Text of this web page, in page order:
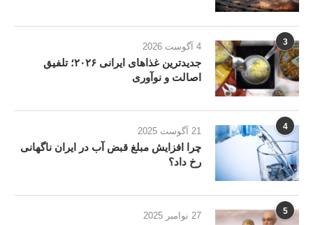
3 4 آگوست 2026
جدیدترین غذاهای ایرانی ۲۰۲۶؛ تلفیق
اصالت و نوآوری
4 21 آگوست 2025
چرا افزایش مبلغ قبض آب در ایران ناگهانی
رخ داد؟
5 27 نوامبر 2025